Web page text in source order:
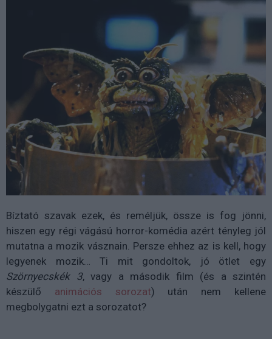
Bíztató szavak ezek, és reméljük, össze is fog jönni,
hiszen egy régi vágású horror-komédia azért tényleg jól
mutatna a mozik vásznain. Persze ehhez az is kell, hogy
legyenek mozik… Ti mit gondoltok, jó ötlet egy
Szörnyecskék 3, vagy a második film (és a szintén
készülő animációs sorozat) után nem kellene
megbolygatni ezt a sorozatot?